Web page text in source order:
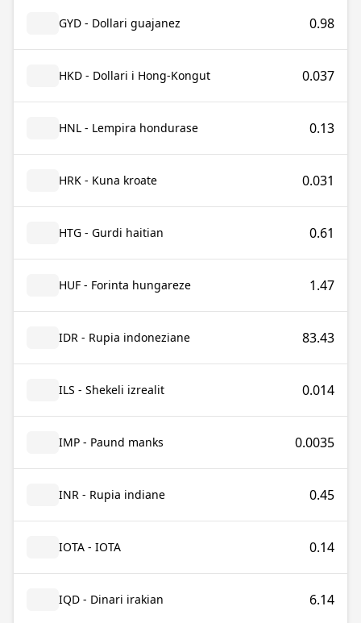
GYD - Dollari guajanez 0.98
HKD - Dollari i Hong-Kongut 0.037
HNL - Lempira hondurase 0.13
HRK - Kuna kroate 0.031
HTG - Gurdi haitian 0.61
HUF - Forinta hungareze 1.47
IDR - Rupia indoneziane 83.43
ILS - Shekeli izrealit 0.014
IMP - Paund manks 0.0035
INR - Rupia indiane 0.45
IOTA - IOTA 0.14
IQD - Dinari irakian 6.14